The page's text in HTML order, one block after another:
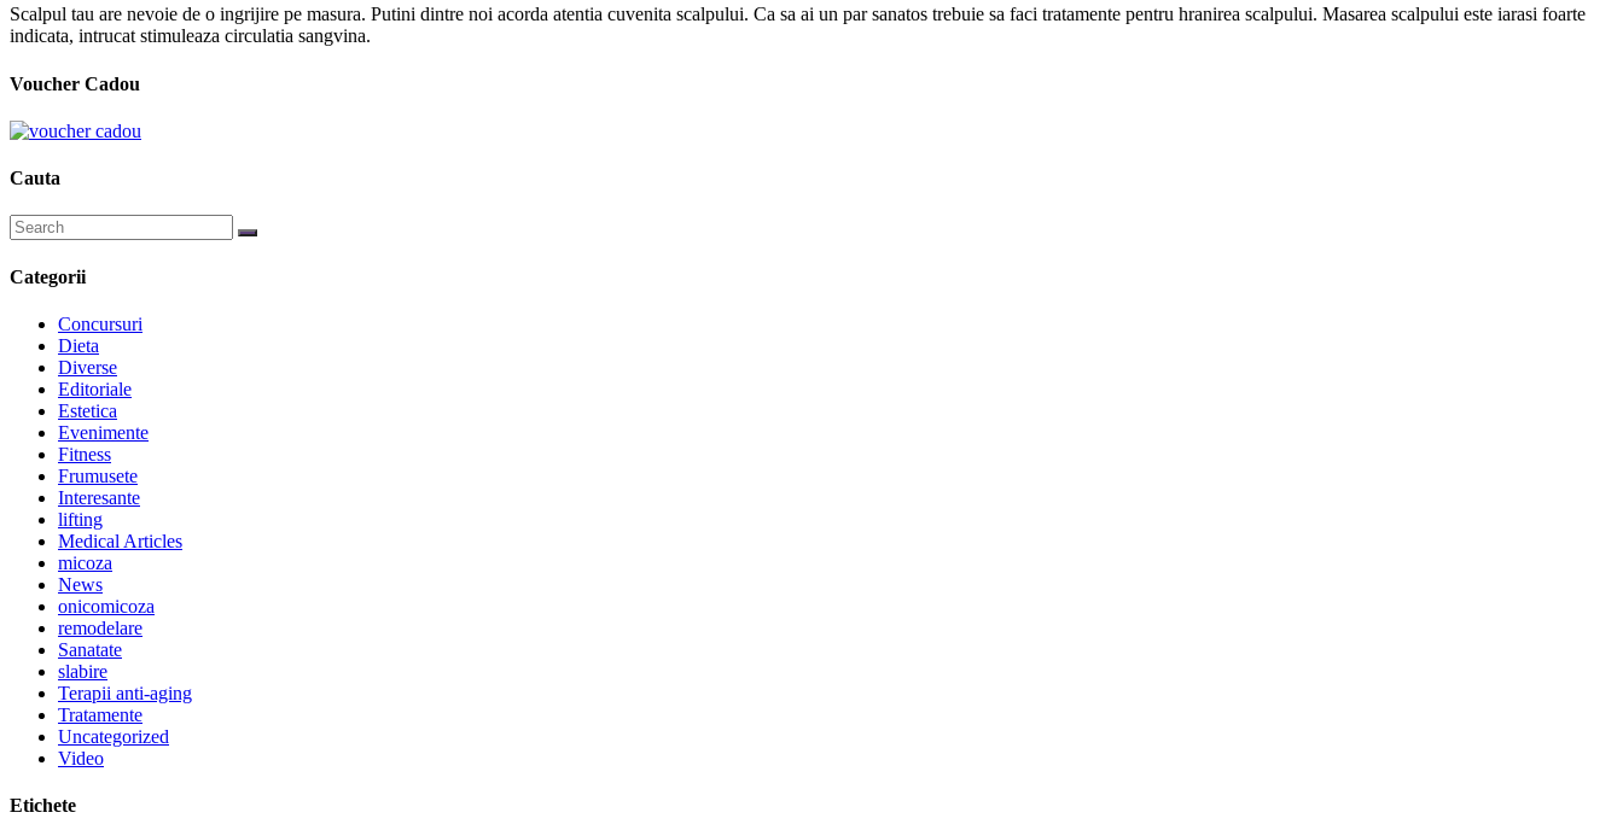
Scalpul tau are nevoie de o ingrijire pe masura. Putini dintre noi acorda atentia cuvenita scalpului. Ca sa ai un par sanatos trebuie sa faci tratamente pentru hranirea scalpului. Masarea scalpului este iarasi foarte
indicata, intrucat stimuleaza circulatia sangvina.
Voucher Cadou
Cauta
Categorii
Concursuri
Dieta
Diverse
Editoriale
Estetica
Evenimente
Fitness
Frumusete
Interesante
lifting
Medical Articles
micoza
News
onicomicoza
remodelare
Sanatate
slabire
Terapii anti-aging
Tratamente
Uncategorized
Video
Etichete